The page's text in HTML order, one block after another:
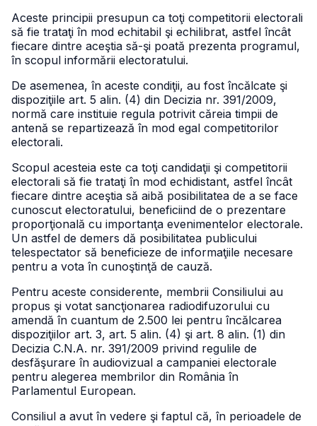
Aceste principii presupun ca toţi competitorii electorali
să fie trataţi în mod echitabil şi echilibrat, astfel încât
fiecare dintre aceştia să-şi poată prezenta programul,
în scopul informării electoratului.
De asemenea, în aceste condiţii, au fost încălcate şi
dispoziţiile art. 5 alin. (4) din Decizia nr. 391/2009,
normă care instituie regula potrivit căreia timpii de
antenă se repartizează în mod egal competitorilor
electorali.
Scopul acesteia este ca toţi candidaţii şi competitorii
electorali să fie trataţi în mod echidistant, astfel încât
fiecare dintre aceştia să aibă posibilitatea de a se face
cunoscut electoratului, beneficiind de o prezentare
proporţională cu importanţa evenimentelor electorale.
Un astfel de demers dă posibilitatea publicului
telespectator să beneficieze de informaţiile necesare
pentru a vota în cunoştinţă de cauză.
Pentru aceste considerente, membrii Consiliului au
propus şi votat sancţionarea radiodifuzorului cu
amendă în cuantum de 2.500 lei pentru încălcarea
dispoziţiilor art. 3, art. 5 alin. (4) şi art. 8 alin. (1) din
Decizia C.N.A. nr. 391/2009 privind regulile de
desfăşurare în audiovizual a campaniei electorale
pentru alegerea membrilor din România în
Parlamentul European.
Consiliul a avut în vedere şi faptul că, în perioadele de